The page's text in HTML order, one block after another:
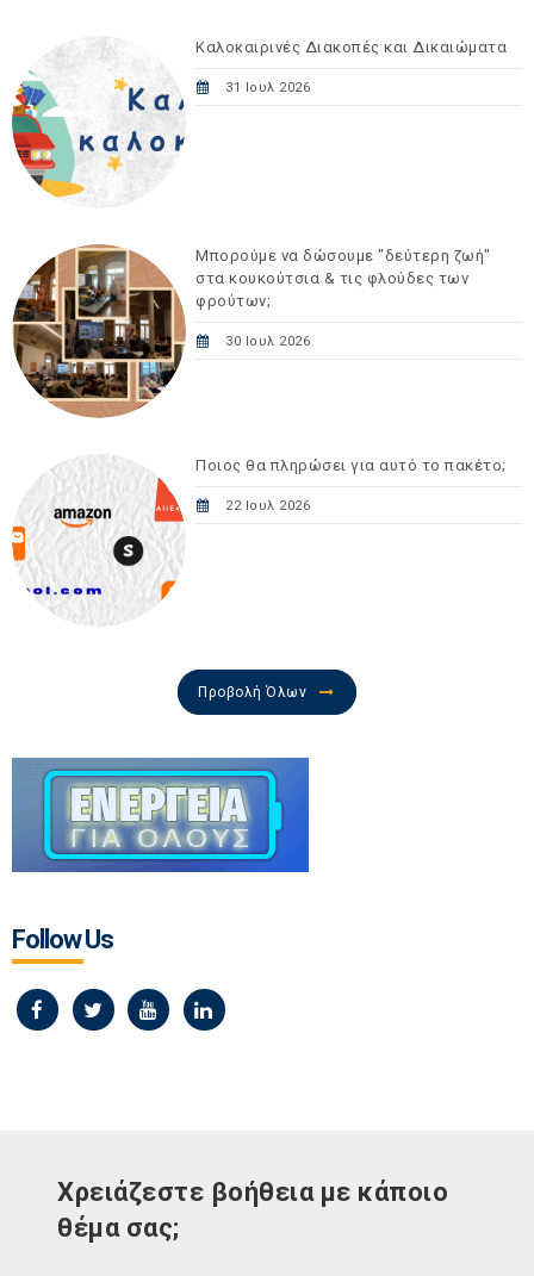
Καλοκαιρινές Διακοπές και Δικαιώματα
31 Ιουλ 2026
Μπορούμε να δώσουμε "δεύτερη ζωή"
στα κουκούτσια & τις φλούδες των
φρούτων;
30 Ιουλ 2026
Ποιος θα πληρώσει για αυτό το πακέτο;
22 Ιουλ 2026
Προβολή Όλων
Follow Us
Χρειάζεστε βοήθεια με κάποιο
θέμα σας;